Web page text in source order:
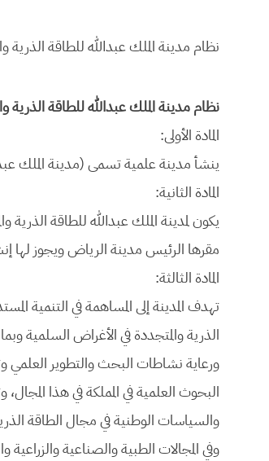
نظام مدينة الملك عبدالله للطاقة الذرية
نظام مدينة الملك عبدالله للطاقة الذرية
المادة الأولى:
ينشأ مدينة علمية تسمى (مدينة الملك
المادة الثانية:
يكون لمدينة الملك عبدالله للطاقة
مقرها الرئيس مدينة الرياض ويجوز لها
المادة الثالثة:
تهدف المدينة إلى المساهمة في التنمية
الذرية والمتجددة في الأغراض السلمية
ورعاية نشاطات البحث والتطوير
البحوث العلمية في المملكة في هذا المجال،
والسياسات الوطنية في مجال الطاقة
وفي المجالات الطبية والصناعية